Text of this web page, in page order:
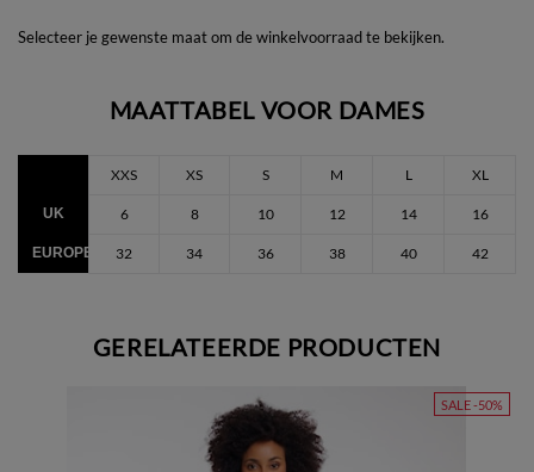
Selecteer je gewenste maat om de winkelvoorraad te bekijken.
MAATTABEL VOOR DAMES
XXS XS S M L XL
UK 6 8 10 12 14 16
EUROPEES 32 34 36 38 40 42
GERELATEERDE PRODUCTEN
SALE -50%